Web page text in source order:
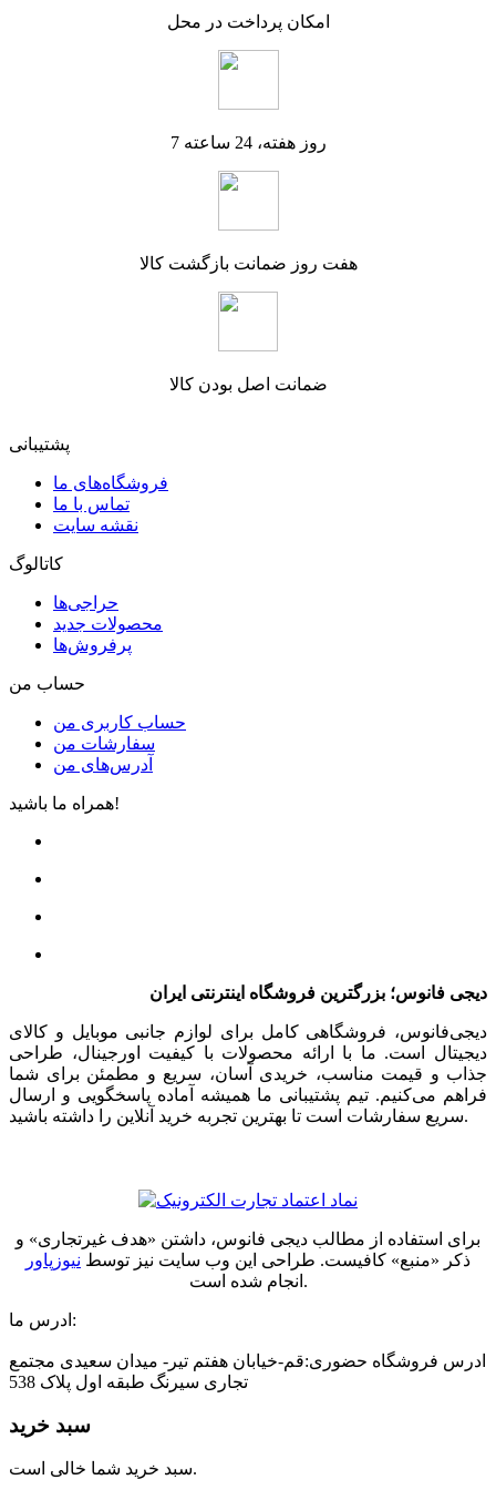
امکان پرداخت در محل
7 روز هفته، 24 ساعته
هفت روز ضمانت بازگشت کالا
ضمانت اصل بودن کالا
پشتیبانی
فروشگاه‌های ما
تماس با ما
نقشه سایت
کاتالوگ
حراجی‌ها
محصولات جدید
پرفروش‌ها
حساب من
حساب کاربری من
سفارشات من
آدرس‌های من
همراه ما باشید!
دیجی فانوس؛ بزرگترین فروشگاه اینترنتی ایران
دیجی‌فانوس، فروشگاهی کامل برای لوازم جانبی موبایل و کالای
دیجیتال است. ما با ارائه محصولات با کیفیت اورجینال، طراحی
جذاب و قیمت مناسب، خریدی آسان، سریع و مطمئن برای شما
فراهم می‌کنیم. تیم پشتیبانی ما همیشه آماده پاسخگویی و ارسال
سریع سفارشات است تا بهترین تجربه خرید آنلاین را داشته باشید.
برای استفاده از مطالب دیجی فانوس، داشتن «هدف غیرتجاری» و
ذکر «منبع» کافیست. طراحی این وب سایت نیز توسط نیوزپاور
انجام شده است.
ادرس ما:
ادرس فروشگاه حضوری:قم-خیابان هفتم تیر- میدان سعیدی مجتمع
تجاری سیرنگ طبقه اول پلاک 538
سبد خرید
سبد خرید شما خالی است.